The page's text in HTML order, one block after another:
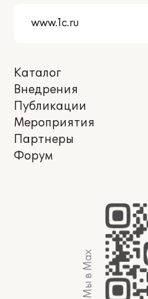
Каталог
Внедрения
Публикации
Мероприятия
Партнеры
Форум
Мы в Max